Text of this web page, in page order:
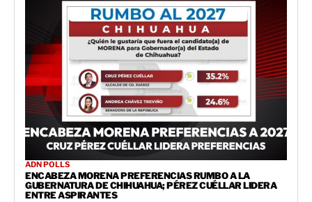
ADN POLLS
ENCABEZA MORENA PREFERENCIAS RUMBO A LA
GUBERNATURA DE CHIHUAHUA; PÉREZ CUÉLLAR LIDERA
ENTRE ASPIRANTES